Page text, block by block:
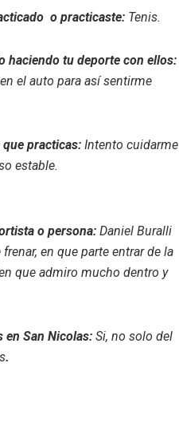
o practicaste: Tenis.
haciendo tu deporte con ellos:
el auto para así sentirme
practicas: Intento cuidarme
estable.
o persona: Daniel Buralli
en que parte entrar de la
que admiro mucho dentro y
en San Nicolas: Si, no solo del
.